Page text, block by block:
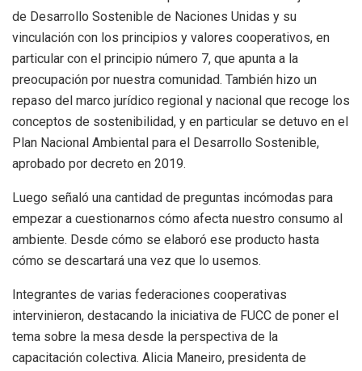
de Desarrollo Sostenible de Naciones Unidas y su
vinculación con los principios y valores cooperativos, en
particular con el principio número 7, que apunta a la
preocupación por nuestra comunidad. También hizo un
repaso del marco jurídico regional y nacional que recoge los
conceptos de sostenibilidad, y en particular se detuvo en el
Plan Nacional Ambiental para el Desarrollo Sostenible,
aprobado por decreto en 2019.
Luego señaló una cantidad de preguntas incómodas para
empezar a cuestionarnos cómo afecta nuestro consumo al
ambiente. Desde cómo se elaboró ese producto hasta
cómo se descartará una vez que lo usemos.
Integrantes de varias federaciones cooperativas
intervinieron, destacando la iniciativa de FUCC de poner el
tema sobre la mesa desde la perspectiva de la
capacitación colectiva. Alicia Maneiro, presidenta de